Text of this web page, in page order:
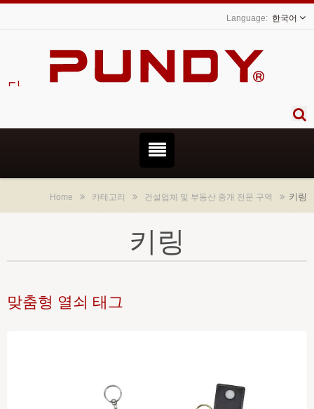
한국어
다.
Home 카테고리 건설업체 및 부동산 중개 전문 구역 키링
키링
맞춤형 열쇠 태그